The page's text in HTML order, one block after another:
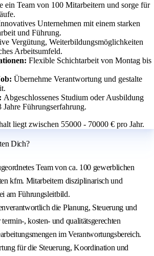
ein Team von 100 Mitarbeitern und sorge für
Unternehmen mit einem starken
und Führung.
Vergütung, Weiterbildungsmöglichkeiten
Arbeitsumfeld.
Flexible Schichtarbeit von Montag bis
Übernehme Verantwortung und gestalte
Abgeschlossenes Studium oder Ausbildung
Jahre Führungserfahrung.
liegt zwischen 55000 - 70000 € pro Jahr.
Dich?
Team von ca. 100 gewerblichen
kfm. Mitarbeitern disziplinarisch und
am Führungsleitbild.
die Planung, Steuerung und
, kosten- und qualitätsgerechten
im Verantwortungsbereich.
für die Steuerung, Koordination und